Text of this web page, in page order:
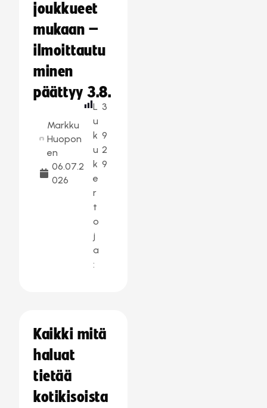
joukkueet
mukaan –
ilmoittautu
minen
päättyy 3.8.
Markku
Huopon
en
06.07.2
026
L
u
k
u
k
e
r
t
o
j
a
:
3
9
2
9
Kaikki mitä
haluat
tietää
kotikisoista